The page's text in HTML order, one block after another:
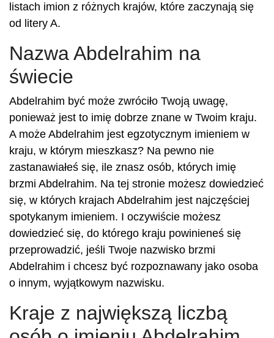
listach imion z różnych krajów, które zaczynają się
od litery A.
Nazwa Abdelrahim na
świecie
Abdelrahim być może zwróciło Twoją uwagę,
ponieważ jest to imię dobrze znane w Twoim kraju.
A może Abdelrahim jest egzotycznym imieniem w
kraju, w którym mieszkasz? Na pewno nie
zastanawiałeś się, ile znasz osób, których imię
brzmi Abdelrahim. Na tej stronie możesz dowiedzieć
się, w których krajach Abdelrahim jest najczęściej
spotykanym imieniem. I oczywiście możesz
dowiedzieć się, do którego kraju powinieneś się
przeprowadzić, jeśli Twoje nazwisko brzmi
Abdelrahim i chcesz być rozpoznawany jako osoba
o innym, wyjątkowym nazwisku.
Kraje z największą liczbą